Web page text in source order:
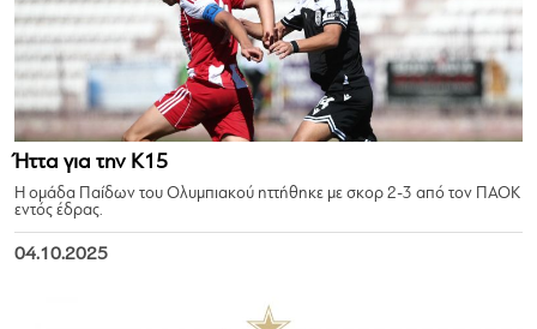
Ήττα για την Κ15
Η ομάδα Παίδων του Ολυμπιακού ηττήθηκε με σκορ 2-3 από τον ΠΑΟΚ
εντός έδρας.
04.10.2025